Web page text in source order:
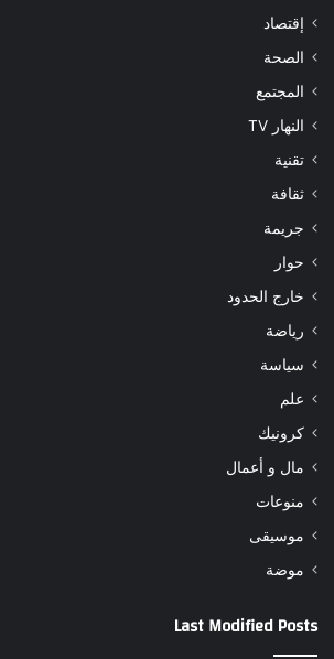
إقتصاد
الصحة
المجتمع
النهار TV
تقنية
ثقافة
جريمة
حوار
خارج الحدود
رياضة
سياسة
علم
كرونيك
مال و أعمال
منوعات
موسيقى
موضة
Last Modified Posts